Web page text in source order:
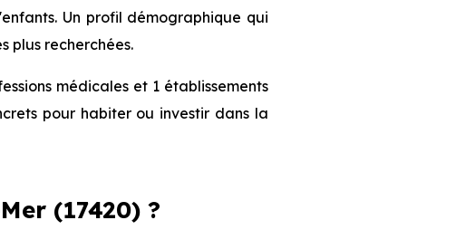
Un profil démographique qui
plus recherchées.
médicales et 1 établissements
pour habiter ou investir dans la
(17420) ?